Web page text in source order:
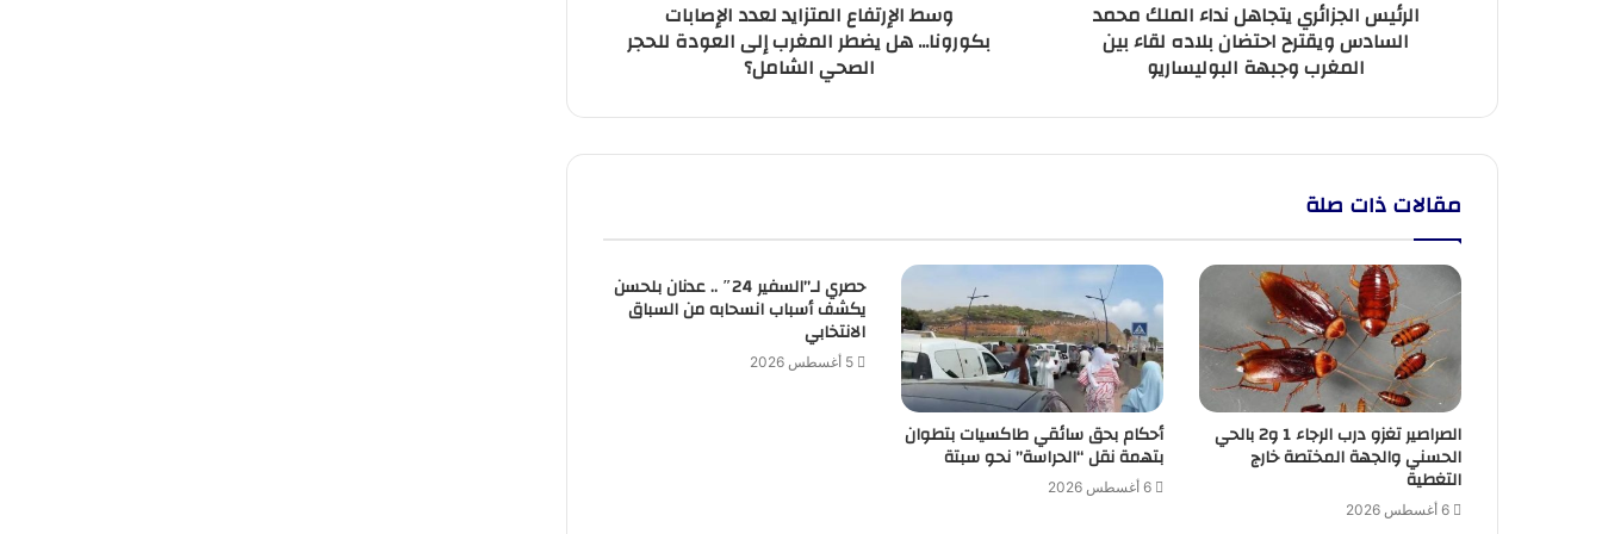
الرئيس الجزائري يتجاهل نداء الملك محمد
السادس ويقترح احتضان بلاده لقاء بين
المغرب وجبهة البوليساريو
العودة
وسط الإرتفاع المتزايد لعدد الإصابات
بكورونا... هل يضطر المغرب إلى العودة للحجر
الصحي الشامل؟
مقالات ذات صلة
الصراصير تغزو درب الرجاء 1 و2 بالحي
الحسني والجهة المختصة خارج
التغطية
6 أغسطس 2026
أحكام بحق سائقي طاكسيات بتطوان
بتهمة نقل “الحراسة” نحو سبتة
6 أغسطس 2026
حصري لـ”السفير 24″ .. عدنان بلحسن
يكشف أسباب انسحابه من السباق
الانتخابي
5 أغسطس 2026